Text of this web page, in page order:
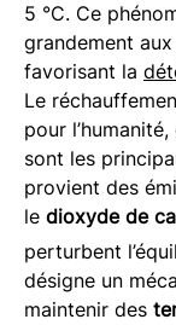
5 °C. Ce
grandement
favorisant la
Le
pour
sont les
provient des
le dioxyde de
perturbent
désigne un
maintenir des